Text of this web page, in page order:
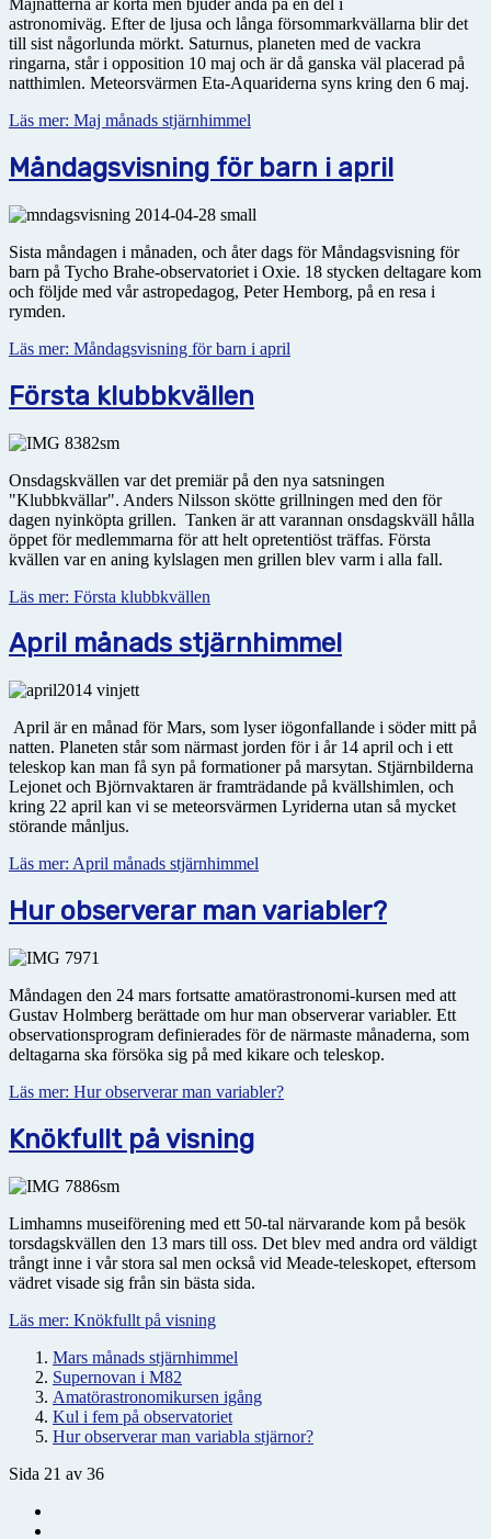
astronomiväg. Efter de ljusa och långa försommarkvällarna blir det
till sist någorlunda mörkt. Saturnus, planeten med de vackra
ringarna, står i opposition 10 maj och är då ganska väl placerad på
natthimlen. Meteorsvärmen Eta-Aquariderna syns kring den 6 maj.
Läs mer: Maj månads stjärnhimmel
Måndagsvisning för barn i april
Sista måndagen i månaden, och åter dags för Måndagsvisning för
barn på Tycho Brahe-observatoriet i Oxie. 18 stycken deltagare kom
och följde med vår astropedagog, Peter Hemborg, på en resa i
rymden.
Läs mer: Måndagsvisning för barn i april
Första klubbkvällen
Onsdagskvällen var det premiär på den nya satsningen
"Klubbkvällar". Anders Nilsson skötte grillningen med den för
dagen nyinköpta grillen. Tanken är att varannan onsdagskväll hålla
öppet för medlemmarna för att helt opretentiöst träffas. Första
kvällen var en aning kylslagen men grillen blev varm i alla fall.
Läs mer: Första klubbkvällen
April månads stjärnhimmel
April är en månad för Mars, som lyser iögonfallande i söder mitt på
natten. Planeten står som närmast jorden för i år 14 april och i ett
teleskop kan man få syn på formationer på marsytan. Stjärnbilderna
Lejonet och Björnvaktaren är framträdande på kvällshimlen, och
kring 22 april kan vi se meteorsvärmen Lyriderna utan så mycket
störande månljus.
Läs mer: April månads stjärnhimmel
Hur observerar man variabler?
Måndagen den 24 mars fortsatte amatörastronomi-kursen med att
Gustav Holmberg berättade om hur man observerar variabler. Ett
observationsprogram definierades för de närmaste månaderna, som
deltagarna ska försöka sig på med kikare och teleskop.
Läs mer: Hur observerar man variabler?
Knökfullt på visning
Limhamns museiförening med ett 50-tal närvarande kom på besök
torsdagskvällen den 13 mars till oss. Det blev med andra ord väldigt
trångt inne i vår stora sal men också vid Meade-teleskopet, eftersom
vädret visade sig från sin bästa sida.
Läs mer: Knökfullt på visning
Mars månads stjärnhimmel
Supernovan i M82
Amatörastronomikursen igång
Kul i fem på observatoriet
Hur observerar man variabla stjärnor?
Sida 21 av 36